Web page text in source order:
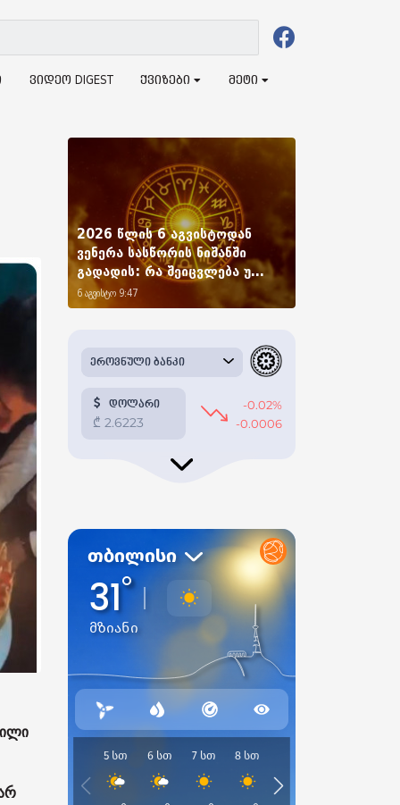
ვიდეო DIGEST ქვიზები მეტი
2026 წლის 6 აგვისტოდან
ვენერა სასწორის ნიშანში
გადადის: რა შეიცვლება უ...
6 აგვისტო 9:47